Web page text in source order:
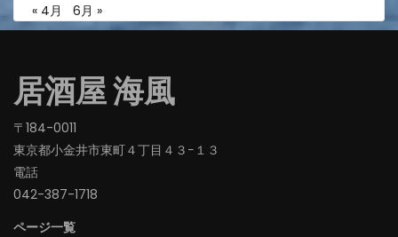
« 4月 6月 »
居酒屋 海風
〒184-0011
東京都小金井市東町４丁目４３−１３
電話
042-387-1718‬
ページ一覧